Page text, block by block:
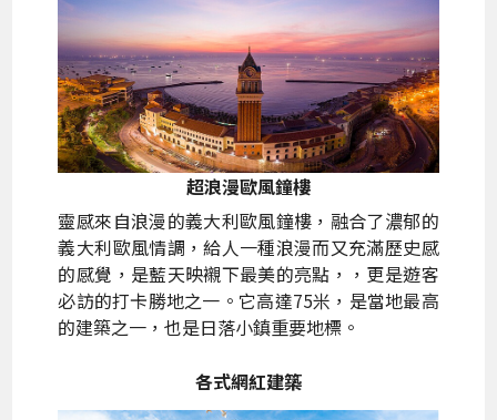
超浪漫歐風鐘樓
靈感來自浪漫的義大利歐風鐘樓，融合了濃郁的
義大利歐風情調，給人一種浪漫而又充滿歷史感
的感覺，是藍天映襯下最美的亮點，，更是遊客
必訪的打卡勝地之一。它高達75米，是當地最高
的建築之一，也是日落小鎮重要地標。
各式網紅建築